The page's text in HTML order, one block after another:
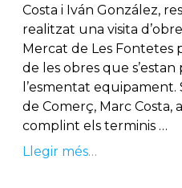
Costa i Iván González,
realitzat una visita
Mercat de Les Fontetes
de les obres que
l’esmentat
de Comerç, Marc Costa,
complint els terminis …
Llegir més…